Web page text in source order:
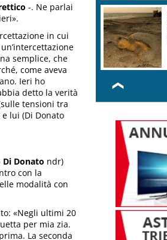
-. Ne parlai
in cui
semplice, che
come aveva
Ieri ho
detto la verità
tensioni tra
lui (Di Donato
Di Donato ndr)
con la
modalità con
«Negli ultimi 20
per mia zia.
La seconda
❮